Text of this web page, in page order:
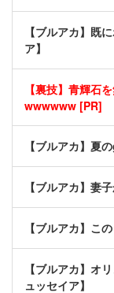
【ブルアカ】既
ア】
【裏技】青輝石
wwwwww [PR]
【ブルアカ】夏
【ブルアカ】妻
【ブルアカ】こ
【ブルアカ】オ
ュッセイア】